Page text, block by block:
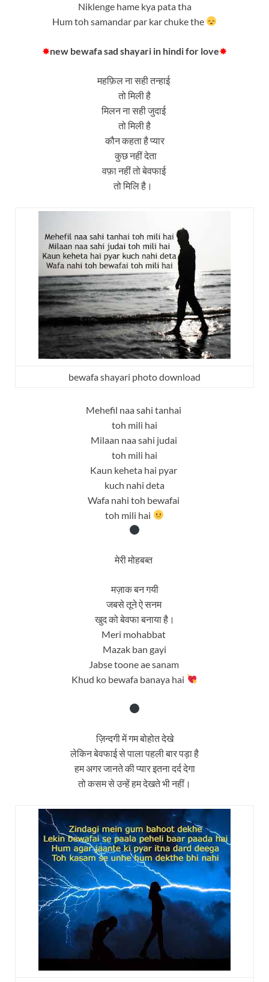
Niklenge hame kya pata tha
Hum toh samandar par kar chuke the
✸new bewafa sad shayari in hindi for love✸
महफ़िल ना सही तन्हाई
तो मिली है
मिलन ना सही जुदाई
तो मिली है
कौन कहता है प्यार
कुछ नहीं देता
वफ़ा नहीं तो बेवफाई
तो मिलि है।
bewafa shayari photo download
Mehefil naa sahi tanhai
toh mili hai
Milaan naa sahi judai
toh mili hai
Kaun keheta hai pyar
kuch nahi deta
Wafa nahi toh bewafai
toh mili hai
मेरी मोहबब्त
मज़ाक बन गयी
जबसे तूने ऐ सनम
खुद को बेवफा बनाया है।
Meri mohabbat
Mazak ban gayi
Jabse toone ae sanam
Khud ko bewafa banaya hai
ज़िन्दगी में गम बोहोत देखे
लेकिन बेवफाई से पाला पहली बार पड़ा है
हम अगर जानते की प्यार इतना दर्द देगा
तो कसम से उन्हें हम देखते भी नहीं।